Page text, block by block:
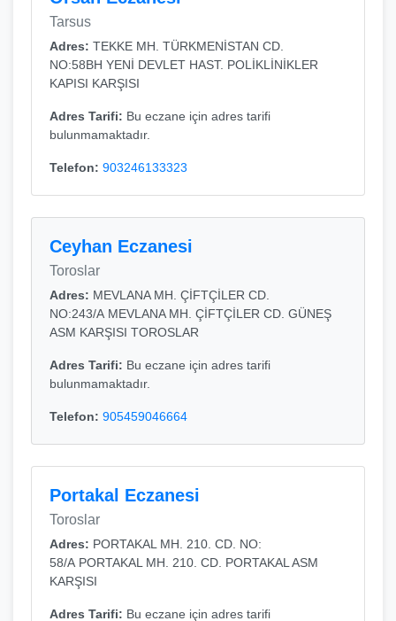
Tarsus
Adres: TEKKE MH. TÜRKMENİSTAN CD.
NO:58BH YENİ DEVLET HAST. POLİKLİNİKLER
KAPISI KARŞISI
Adres Tarifi: Bu eczane için adres tarifi
bulunmamaktadır.
Telefon: 903246133323
Ceyhan Eczanesi
Toroslar
Adres: MEVLANA MH. ÇİFTÇİLER CD.
NO:243/A MEVLANA MH. ÇİFTÇİLER CD. GÜNEŞ
ASM KARŞISI TOROSLAR
Adres Tarifi: Bu eczane için adres tarifi
bulunmamaktadır.
Telefon: 905459046664
Portakal Eczanesi
Toroslar
Adres: PORTAKAL MH. 210. CD. NO:
58/A PORTAKAL MH. 210. CD. PORTAKAL ASM
KARŞISI
Adres Tarifi: Bu eczane için adres tarifi